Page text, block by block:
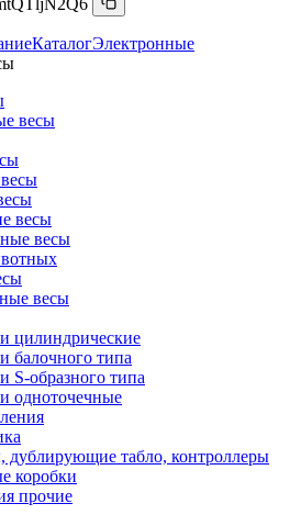
КаталогЭлектронные
весы
весы
весы
весы
цилиндрические
балочного типа
S-образного типа
одноточечные
дублирующие табло, контроллеры
коробки
прочие